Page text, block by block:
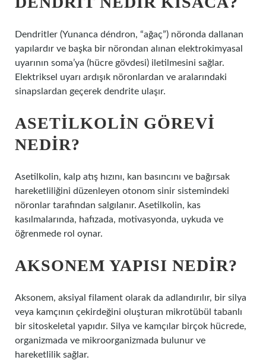
Dendritler (Yunanca déndron, “ağaç”) nöronda dallanan
yapılardır ve başka bir nörondan alınan elektrokimyasal
uyarının soma’ya (hücre gövdesi) iletilmesini sağlar.
Elektriksel uyarı ardışık nöronlardan ve aralarındaki
sinapslardan geçerek dendrite ulaşır.
ASETILKOLIN GÖREVI
NEDIR?
Asetilkolin, kalp atış hızını, kan basıncını ve bağırsak
hareketliliğini düzenleyen otonom sinir sistemindeki
nöronlar tarafından salgılanır. Asetilkolin, kas
kasılmalarında, hafızada, motivasyonda, uykuda ve
öğrenmede rol oynar.
AKSONEM YAPISI NEDIR?
Aksonem, aksiyal filament olarak da adlandırılır, bir silya
veya kamçının çekirdeğini oluşturan mikrotübül tabanlı
bir sitoskeletal yapıdır. Silya ve kamçılar birçok hücrede,
organizmada ve mikroorganizmada bulunur ve
hareketlilik sağlar.